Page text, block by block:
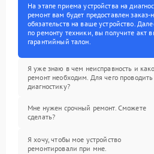
На этапе приема устройства на
ремонт вам будет предоставлен
обязательств на ваше устройство.
по ремонту техники, вы получите акт
гарантийный талон.
Я уже знаю в чем неисправность и
ремонт необходим. Для чего проводить
диагностику?
Мне нужен срочный ремонт. Сможете
сделать?
Я хочу, чтобы мое устройство
ремонтировали при мне.